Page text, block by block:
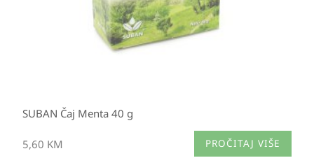
SUBAN Čaj Menta 40 g
5,60 KM PROČITAJ VIŠE